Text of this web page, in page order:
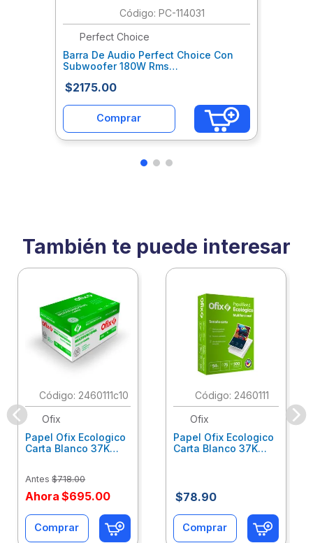
: PC-114031
Perfect Choice
Barra De Audio Perfect Choice Con
Subwoofer 180W Rms
Mccbocab203
$2175.00
Comprar
También te puede interesar
: 2460111c10
Ofix
Papel Ofix Ecologico
Carta Blanco 37K
Antes $718.00
Ahora $695.00
Comprar
: 2460111
Ofix
Papel Ofix Ecologico
Carta Blanco 37K
$78.90
Comprar